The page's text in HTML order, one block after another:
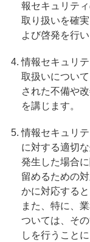
報セキュリテ
取り扱いを確
よび啓発を行い
情報セキュリ
取扱いについ
された不備や
を講じます。
情報セキュリ
に対する適切
発生した場合
留めるための
かに対応する
また、特に、
ついては、そ
しを行うこと